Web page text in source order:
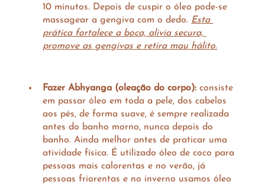
10 minutos. Depois de cuspir o óleo pode-se
massagear a gengiva com o dedo. Esta
prática fortalece a boca, alivia secura,
promove as gengivas e retira mau hálito.
Fazer Abhyanga (oleação do corpo): consiste
em passar óleo em toda a pele, dos cabelos
aos pés, de forma suave, é sempre realizada
antes do banho morno, nunca depois do
banho. Ainda melhor antes de praticar uma
atividade física. É utilizado óleo de coco para
pessoas mais calorentas e no verão, já
pessoas friorentas e no inverno usamos óleo